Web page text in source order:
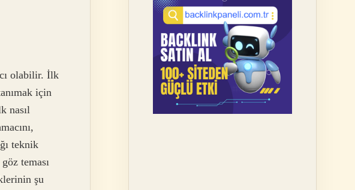
olabilir. İlk
için
nasıl
teknik
teması
şu